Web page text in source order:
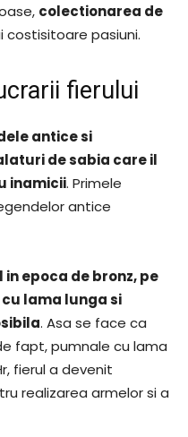
colectionarea de
costisitoare pasiuni.
fierului
antice si
de sabia care il
inamicii. Primele
antice
epoca de bronz, pe
lama lunga si
. Asa se face ca
fapt, pumnale cu lama
fierul a devenit
realizarea armelor si a